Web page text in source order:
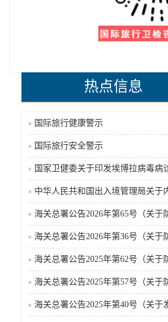
热点信息
国际旅行健康警示
国际旅行安全警示